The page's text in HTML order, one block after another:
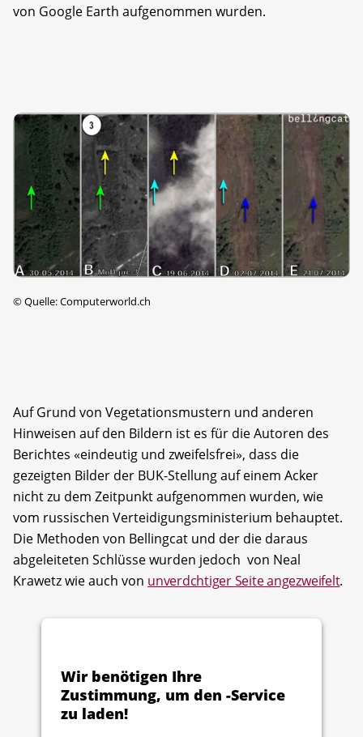
von Google Earth aufgenommen wurden.
©Quelle: Computerworld.ch
Auf Grund von Vegetationsmustern und anderen
Hinweisen auf den Bildern ist es für die Autoren des
Berichtes «eindeutig und zweifelsfrei», dass die
gezeigten Bilder der BUK-Stellung auf einem Acker
nicht zu dem Zeitpunkt aufgenommen wurden, wie
vom russischen Verteidigungsministerium behauptet.
Die Methoden von Bellingcat und der die daraus
abgeleiteten Schlüsse wurden jedoch von Neal
Krawetz wie auch von unverdchtiger Seite angezweifelt.
Wir benötigen Ihre
Zustimmung, um den -Service
zu laden!